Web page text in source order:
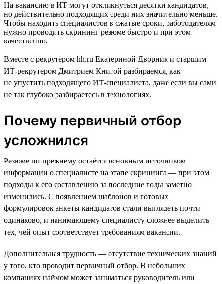
На вакансию в ИТ могут откликнуться десятки кандидатов,
но действительно подходящих среди них значительно меньше.
Чтобы находить специалистов в сжатые сроки, работодателям
нужно проводить скрининг резюме быстро и при этом
качественно.
Вместе с рекрутером hh.ru Екатериной Дворник и старшим
ИТ-рекрутером Дмитрием Книгой разбираемся, как
не упустить подходящего ИТ-специалиста, даже если вы сами
не так глубоко разбираетесь в технологиях.
Почему первичный отбор
усложнился
Резюме по-прежнему остаётся основным источником
информации о специалисте на этапе скрининга — при этом
подходы к его составлению за последние годы заметно
изменились. С появлением шаблонов и готовых
формулировок анкеты кандидатов стали выглядеть почти
одинаково, и нанимающему специалисту сложнее выделить
тех, чей опыт соответствует требованиям вакансии.
Дополнительная трудность — отсутствие технических знаний
у того, кто проводит первичный отбор. В небольших
компаниях наймом может заниматься руководитель или